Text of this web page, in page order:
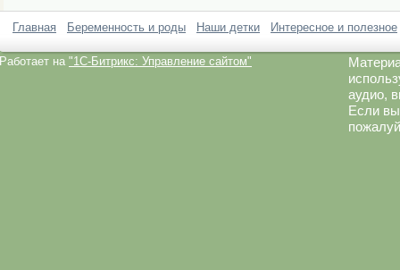
Главная Беременность и роды Наши детки Интересное и полезное
Работает на "1C-Битрикс: Управление сайтом"
аудио,
Если вы